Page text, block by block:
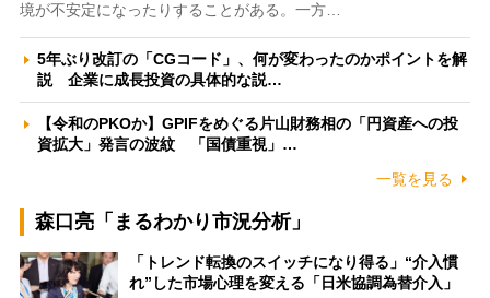
境が不安定になったりすることがある。一方…
5年ぶり改訂の「CGコード」、何が変わったのかポイントを解
説 企業に成長投資の具体的な説…
【令和のPKOか】GPIFをめぐる片山財務相の「円資産への投
資拡大」発言の波紋 「国債重視」…
一覧を見る
森口亮「まるわかり市況分析」
「トレンド転換のスイッチになり得る」“介入慣
れ”した市場心理を変える「日米協調為替介入」